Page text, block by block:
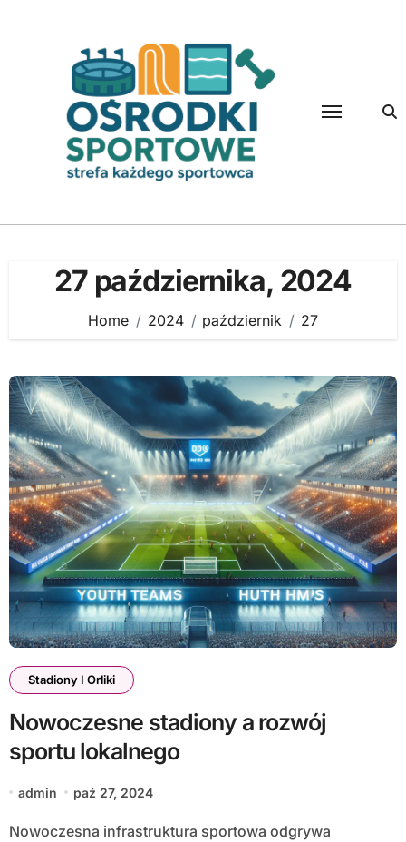
27 października, 2024
Home 2024 październik 27
Stadiony I Orliki
Nowoczesne stadiony a rozwój
sportu lokalnego
admin paź 27, 2024
Nowoczesna infrastruktura sportowa odgrywa